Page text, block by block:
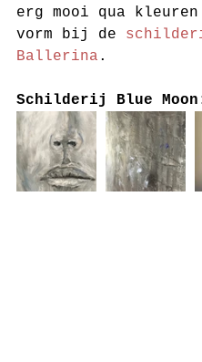
erg mooi qua
vorm bij de
Ballerina .
Schilderij Blue